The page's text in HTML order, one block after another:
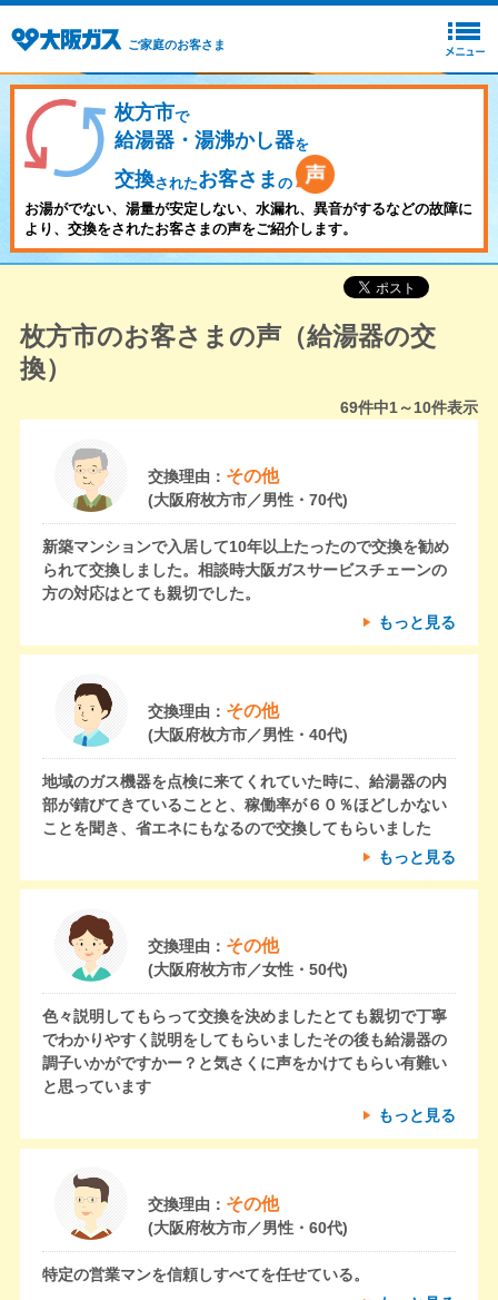
ご家庭のお客さま
枚方市で
給湯器・湯沸かし器を
交換されたお客さま の
お湯がでない、湯量が安定しない、水漏れ、異音がするなどの故障に
より、交換をされたお客さまの声をご紹介します。
枚方市のお客さまの声（給湯器の交
換）
69件中1～10件表示
交換理由： その他
(大阪府枚方市／男性・70代)
新築マンションで入居して10年以上たったので交換を勧め
られて交換しました。相談時大阪ガスサービスチェーンの
方の対応はとても親切でした。
もっと見る
交換理由： その他
(大阪府枚方市／男性・40代)
地域のガス機器を点検に来てくれていた時に、給湯器の内
部が錆びてきていることと、稼働率が６０％ほどしかない
ことを聞き、省エネにもなるので交換してもらいました
もっと見る
交換理由： その他
(大阪府枚方市／女性・50代)
色々説明してもらって交換を決めましたとても親切で丁寧
でわかりやすく説明をしてもらいましたその後も給湯器の
調子いかがですかー？と気さくに声をかけてもらい有難い
と思っています
もっと見る
交換理由： その他
(大阪府枚方市／男性・60代)
特定の営業マンを信頼しすべてを任せている。